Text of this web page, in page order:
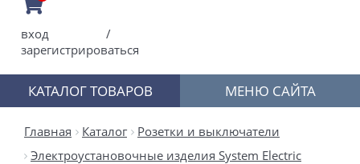
вход
/
зарегистрироваться
КАТАЛОГ ТОВАРОВ МЕНЮ САЙТА
Главная Каталог
Розетки и выключатели
Электроустановочные изделия System Electric